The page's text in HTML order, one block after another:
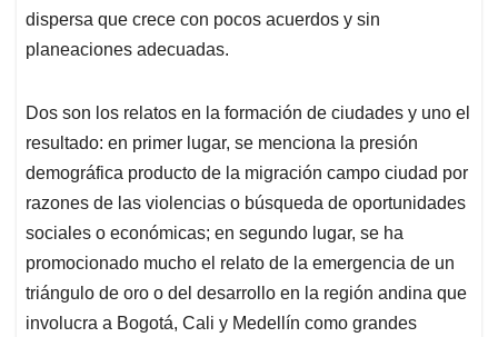
dispersa que crece con pocos acuerdos y sin
planeaciones adecuadas.
Dos son los relatos en la formación de ciudades y uno el
resultado: en primer lugar, se menciona la presión
demográfica producto de la migración campo ciudad por
razones de las violencias o búsqueda de oportunidades
sociales o económicas; en segundo lugar, se ha
promocionado mucho el relato de la emergencia de un
triángulo de oro o del desarrollo en la región andina que
involucra a Bogotá, Cali y Medellín como grandes